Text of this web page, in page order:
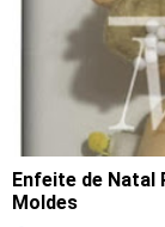
Enfeite de Natal
Moldes